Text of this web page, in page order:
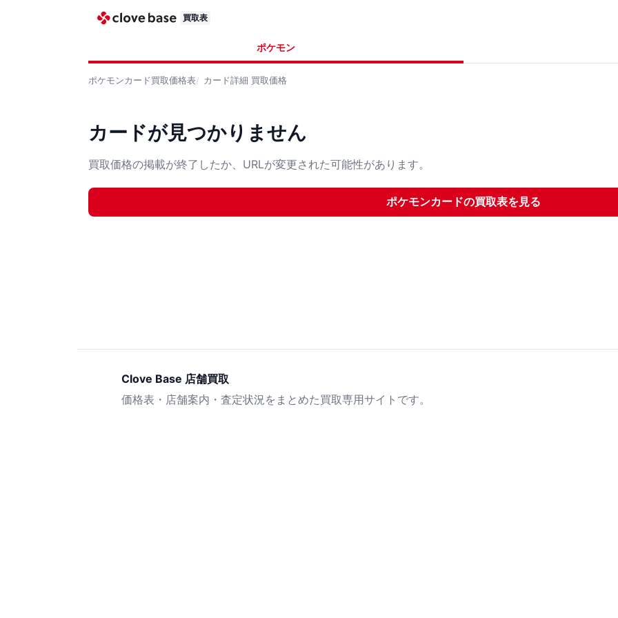
買取表
ポケモン
ポケモンカード買取価格表 カード詳細 買取価格
カードが見つかりません
買取価格の掲載が終了したか、URLが変更された可能性があります。
ポケモンカードの買取表を見る
Clove Base 店舗買取
価格表・店舗案内・査定状況をまとめた買取専用サイトです。